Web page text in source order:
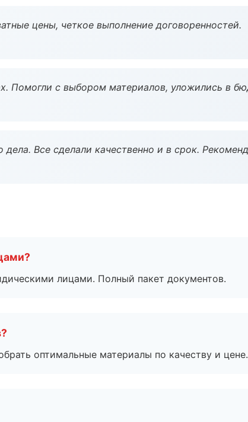
цены, четкое выполнение договоренностей.
Помогли с выбором материалов, уложились в
дела. Все сделали качественно и в срок.
лицами. Полный пакет документов.
оптимальные материалы по качеству и цене.